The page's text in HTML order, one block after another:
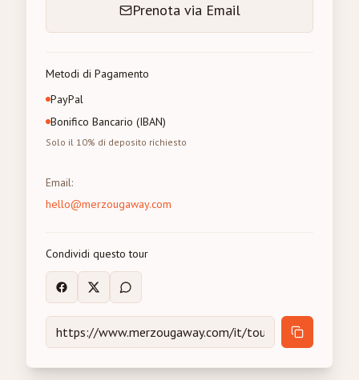
Prenota via Email
Metodi di Pagamento
PayPal
Bonifico Bancario (IBAN)
Solo il 10% di deposito richiesto
Email:
hello@merzougaway.com
Condividi questo tour